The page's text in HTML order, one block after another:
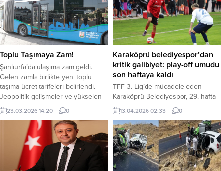
Toplu Taşımaya Zam!
Şanlıurfa’da ulaşıma zam geldi.
Gelen zamla birlikte yeni toplu
taşıma ücret tarifeleri belirlendi.
Jeopolitik gelişmeler ve yükselen
brent petrol fiyatlarının ardından
akaryakıt maliyetleri, şehir içi ulaşım
ücretlerini de etkiledi. Bu
doğrultuda Şanlıurfa’da toplu
taşımaya da zam gelmesini sağladı.
Şanlıurfa Büyükşehir Belediyesi
Ulaşım Koordinasyon Merkezi
23.03.2026 14:20 0
Karaköprü belediyespor’dan
kritik galibiyet: play-off umudu
son haftaya kaldı
TFF 3. Lig’de mücadele eden
Karaköprü Belediyespor, 29. hafta
karşılaşmasında sahasında
Suvermez Kapadokyaspor’u 2-1
mağlup ederek play-off umutlarını
son haftaya taşıdı. Karaköprü ekibi,
karşılaşmada 1-0 geriye düşmesine
rağmen pes etmedi. Kırmızı-
siyahlılar, Halil İbrahim Pekşen ve
13.04.2026 02:33 0